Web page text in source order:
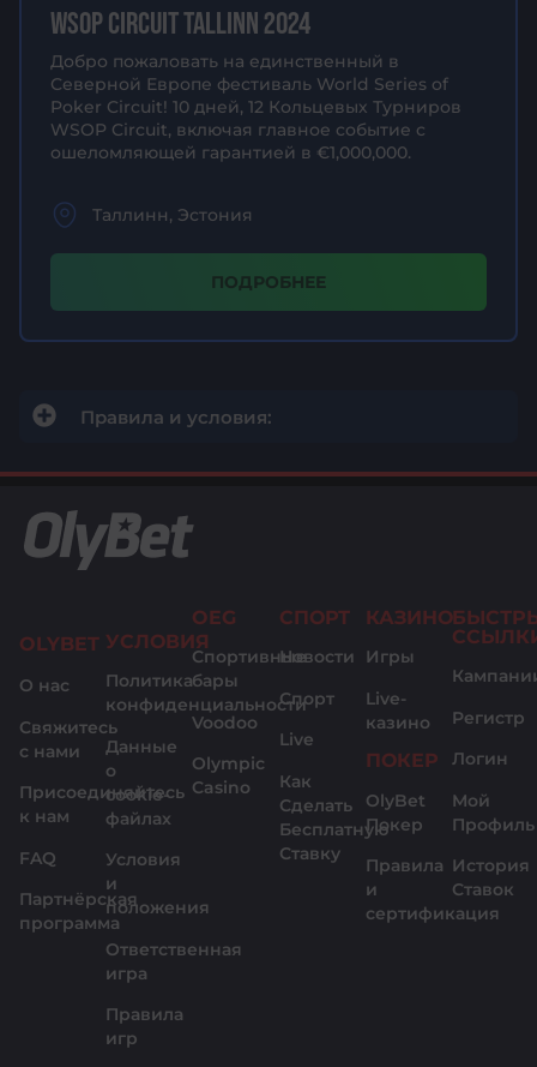
WSOP CIRCUIT TALLINN 2024
Добро пожаловать на единственный в
Северной Европе фестиваль World Series of
Poker Circuit! 10 дней, 12 Кольцевых Турниров
WSOP Circuit, включая главное событие с
ошеломляющей гарантией в €1,000,000.
Таллинн, Эстония
ПОДРОБНЕЕ
Правила и условия:
OLYBET
О нас
Свяжитесь
с нами
Присоединяйтесь
к нам
FAQ
Партнёрская
программа
УСЛОВИЯ
Политика
конфиденциальности
Данные
o
cookie-
файлах
Условия
и
положения
Ответственная
игра
Правила
игр
OEG
Спортивные
бары
Voodoo
Olympic
Casino
СПОРТ
Новости
Спорт
Live
Как
Сделать
Бесплатную
Ставку
КАЗИНО
Игры
Live-
казино
ПОКЕР
OlyBet
Покер
Правила
и
сертификация
Pегистр
Логин
Мой
Профиль
История
Ставок